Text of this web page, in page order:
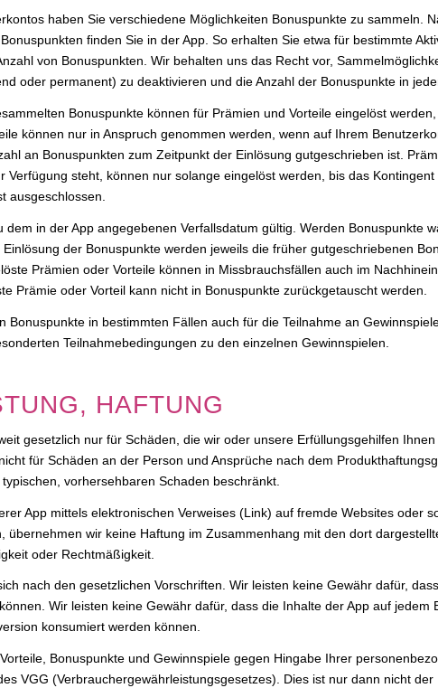
haben Sie verschiedene Möglichkeiten Bonuspunkte zu sammeln.
finden Sie in der App. So erhalten Sie etwa für bestimmte
von Bonuspunkten. Wir behalten uns das Recht vor,
oder permanent) zu deaktivieren und die Anzahl der Bonuspunkte in
Bonuspunkte können für Prämien und Vorteile eingelöst
können nur in Anspruch genommen werden, wenn auf Ihrem
an Bonuspunkten zum Zeitpunkt der Einlösung gutgeschrieben ist.
Verfügung steht, können nur solange eingelöst werden, bis das
ausgeschlossen.
in der App angegebenen Verfallsdatum gültig. Werden Bonuspunkte
der Bonuspunkte werden jeweils die früher gutgeschriebenen
Prämien oder Vorteile können in Missbrauchsfällen auch im
Prämie oder Vorteil kann nicht in Bonuspunkte zurückgetauscht werden.
Bonuspunkte in bestimmten Fällen auch für die Teilnahme an
Teilnahmebedingungen zu den einzelnen Gewinnspielen.
HAFTUNG
gesetzlich nur für Schäden, die wir oder unsere Erfüllungsgehilfen
für Schäden an der Person und Ansprüche nach dem
vorhersehbaren Schaden beschränkt.
App mittels elektronischen Verweises (Link) auf fremde Websites oder
übernehmen wir keine Haftung im Zusammenhang mit den dort
oder Rechtmäßigkeit.
nach den gesetzlichen Vorschriften. Wir leisten keine Gewähr dafür,
Wir leisten keine Gewähr dafür, dass die Inhalte der App auf jedem
konsumiert werden können.
Bonuspunkte und Gewinnspiele gegen Hingabe Ihrer
VGG (Verbrauchergewährleistungsgesetzes). Dies ist nur dann nicht